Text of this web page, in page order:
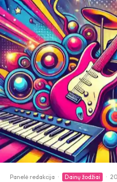
Panelė redakcija · Dainų žodžiai ·